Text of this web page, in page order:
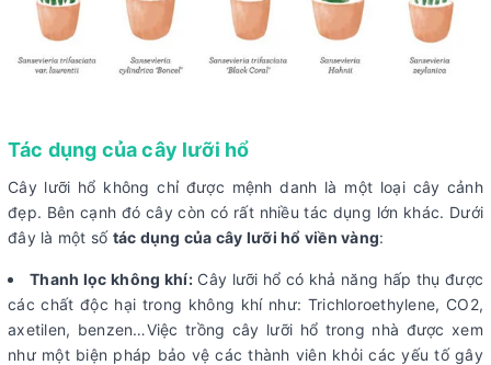
Tác dụng của cây lưỡi hổ
Cây lưỡi hổ không chỉ được mệnh danh là một loại cây cảnh
đẹp. Bên cạnh đó cây còn có rất nhiều tác dụng lớn khác. Dưới
đây là một số tác dụng của cây lưỡi hổ viền vàng:
Thanh lọc không khí:Cây lưỡi hổ có khả năng hấp thụ được
các chất độc hại trong không khí như: Trichloroethylene, CO2,
axetilen, benzen…Việc trồng cây lưỡi hổ trong nhà được xem
như một biện pháp bảo vệ các thành viên khỏi các yếu tố gây